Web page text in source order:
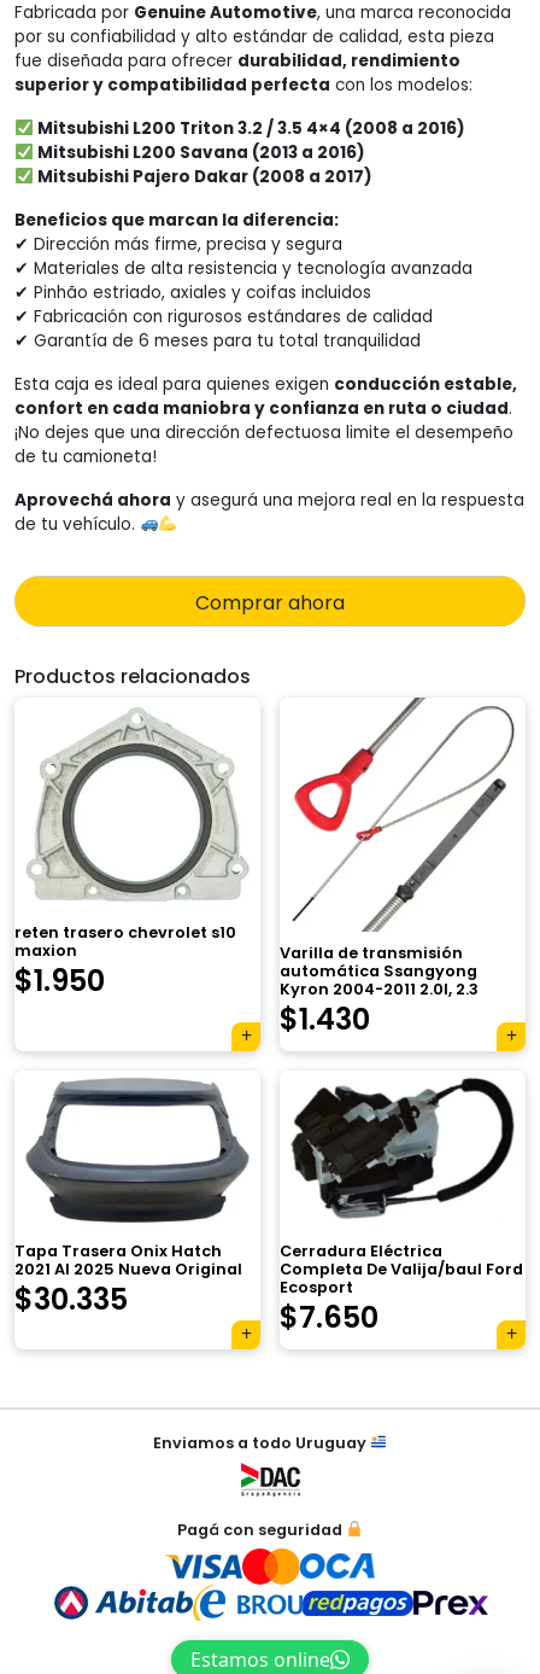
Fabricada por Genuine Automotive, una marca reconocida
por su confiabilidad y alto estándar de calidad, esta pieza
fue diseñada para ofrecer durabilidad, rendimiento
superior y compatibilidad perfecta con los modelos:
Mitsubishi L200 Triton 3.2 / 3.5 4×4 (2008 a 2016)
Mitsubishi L200 Savana (2013 a 2016)
Mitsubishi Pajero Dakar (2008 a 2017)
Beneficios que marcan la diferencia:
✔ Dirección más firme, precisa y segura
✔ Materiales de alta resistencia y tecnología avanzada
✔ Pinhão estriado, axiales y coifas incluidos
✔ Fabricación con rigurosos estándares de calidad
✔ Garantía de 6 meses para tu total tranquilidad
Esta caja es ideal para quienes exigen conducción estable,
confort en cada maniobra y confianza en ruta o ciudad.
¡No dejes que una dirección defectuosa limite el desempeño
de tu camioneta!
Aprovechá ahora y asegurá una mejora real en la respuesta
de tu vehículo.
Comprar ahora
Productos relacionados
reten trasero chevrolet s10
maxion
$1.950
Varilla de transmisión
automática Ssangyong
Kyron 2004-2011 2.0l, 2.3
$1.430
Tapa Trasera Onix Hatch
2021 Al 2025 Nueva Original
$30.335
Cerradura Eléctrica
Completa De Valija/baul Ford
Ecosport
$7.650
NavegaciónEnviamos a todo Uruguay
Pagá con seguridad
Estamos online
×
Tu carrito está vacío.
automáticamente.